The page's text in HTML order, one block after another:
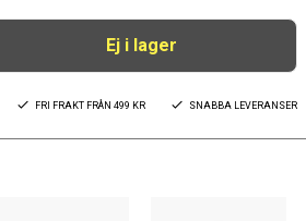
Ej i lager
FRI FRAKT FRÅN 499 KR SNABBA LEVERANSER